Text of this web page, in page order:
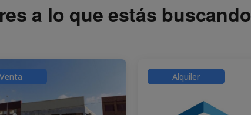
a lo que estás buscando
Venta Alquiler